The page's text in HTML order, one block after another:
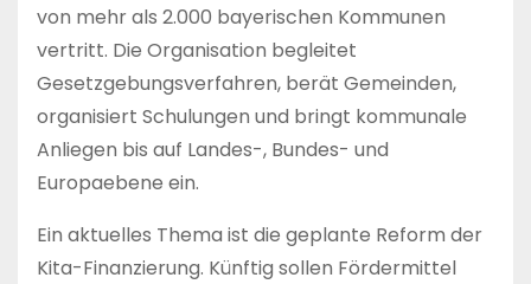
von mehr als 2.000 bayerischen Kommunen
vertritt. Die Organisation begleitet
Gesetzgebungsverfahren, berät Gemeinden,
organisiert Schulungen und bringt kommunale
Anliegen bis auf Landes-, Bundes- und
Europaebene ein.
Ein aktuelles Thema ist die geplante Reform der
Kita-Finanzierung. Künftig sollen Fördermittel